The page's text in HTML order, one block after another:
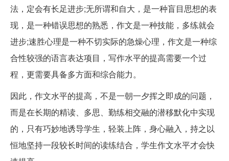
法，定会有长足进步;无所谓和自大，是一种盲目思想的表
现，是一种错误思想的熟悉，作文是一种技能，多练就会
进步;速胜心理是一种不切实际的急燥心理，作文是一种综
合性较强的语言表达项目，写作水平的提高需要一个过
程，更需要具备多方面和综合能力。
因此，作文水平的提高，不是一朝一夕挥之即成的问题，
而是在长期的精读、多思、勤练相交融的潜移默化中实现
的，只有巧妙地诱导学生，轻装上阵，身心融入，持之以
恒地坚持一段较长时间的读练结合，学生作文水平才会快